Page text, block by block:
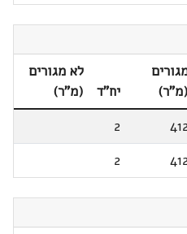
(מ"ר)
יח"ד
לא מגורים
(מ"ר)
412
2
412
2